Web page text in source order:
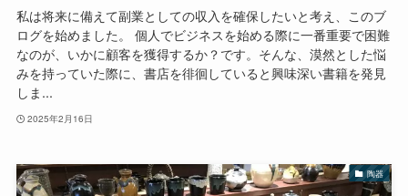
私は将来に備えて副業としての収入を確保したいと考え、このブ
ログを始めました。 個人でビジネスを始める際に一番重要で困難
なのが、いかに顧客を獲得するか？です。そんな、漠然とした悩
みを持っていた際に、書店を徘徊していると興味深い書籍を発見
しま...
2025年2月16日
陶器